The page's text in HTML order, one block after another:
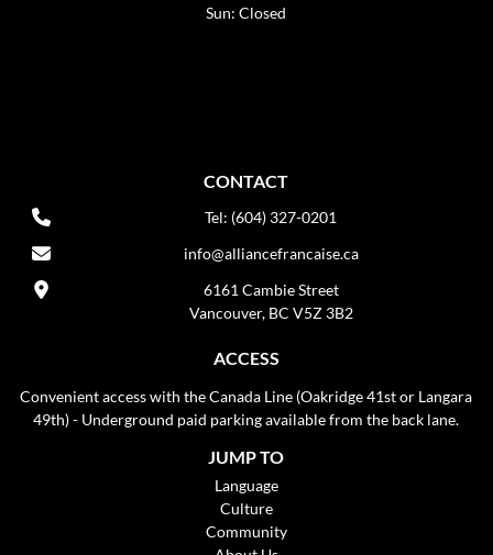
Sun: Closed
CONTACT
Tel: (604) 327-0201
info@alliancefrancaise.ca
6161 Cambie Street
Vancouver, BC V5Z 3B2
ACCESS
Convenient access with the Canada Line (Oakridge 41st or Langara
49th) - Underground paid parking available from the back lane.
JUMP TO
Language
Culture
Community